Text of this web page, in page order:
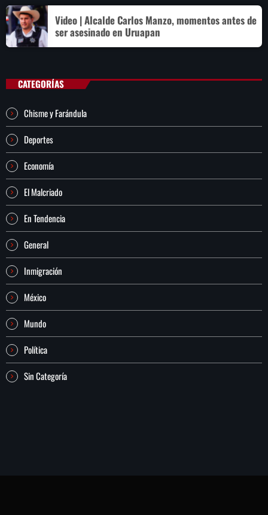
Video | Alcalde Carlos Manzo, momentos antes de
ser asesinado en Uruapan
CATEGORÍAS
Chisme y Farándula
Deportes
Economía
El Malcriado
En Tendencia
General
Inmigración
México
Mundo
Política
Sin Categoría